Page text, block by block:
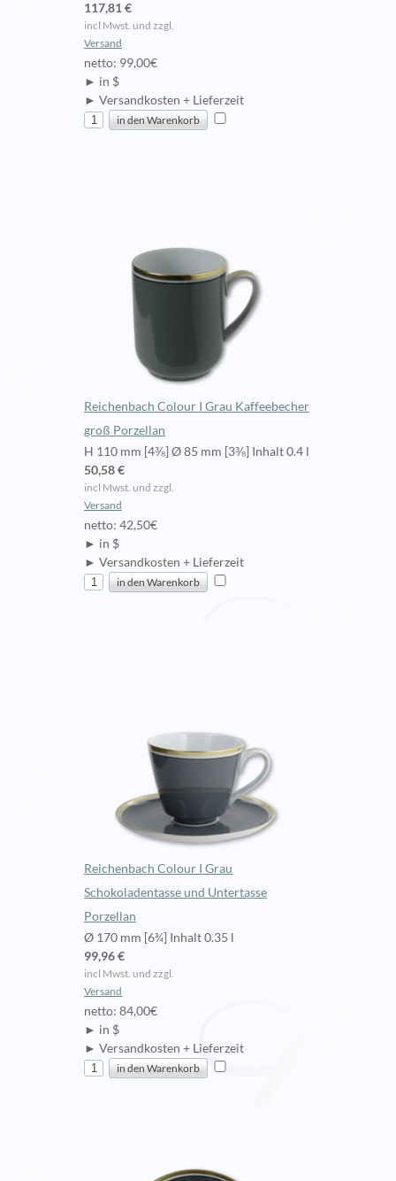
117,81 €
incl Mwst. und zzgl.
Versand
netto: 99,00€
► in $
► Versandkosten + Lieferzeit
Reichenbach Colour I Grau Kaffeebecher
groß Porzellan
H 110 mm [4⅜] Ø 85 mm [3⅜] Inhalt 0.4 l
50,58 €
incl Mwst. und zzgl.
Versand
netto: 42,50€
► in $
► Versandkosten + Lieferzeit
Reichenbach Colour I Grau
Schokoladentasse und Untertasse
Porzellan
Ø 170 mm [6¾] Inhalt 0.35 l
99,96 €
incl Mwst. und zzgl.
Versand
netto: 84,00€
► in $
► Versandkosten + Lieferzeit